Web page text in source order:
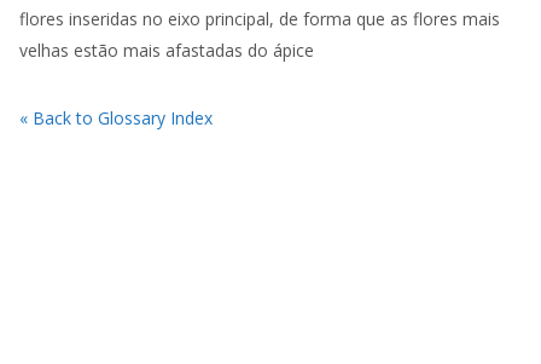
flores inseridas no eixo principal, de forma que as flores mais
velhas estão mais afastadas do ápice
« Back to Glossary Index